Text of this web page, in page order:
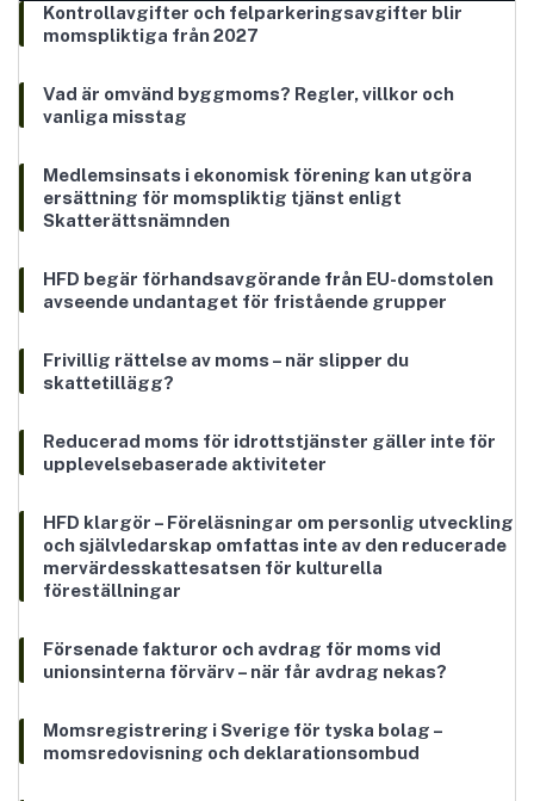
Kontrollavgifter och felparkeringsavgifter blir
momspliktiga från 2027
Vad är omvänd byggmoms? Regler, villkor och
vanliga misstag
Medlemsinsats i ekonomisk förening kan utgöra
ersättning för momspliktig tjänst enligt
Skatterättsnämnden
HFD begär förhandsavgörande från EU-domstolen
avseende undantaget för fristående grupper
Frivillig rättelse av moms – när slipper du
skattetillägg?
Reducerad moms för idrottstjänster gäller inte för
upplevelsebaserade aktiviteter
HFD klargör – Föreläsningar om personlig utveckling
och självledarskap omfattas inte av den reducerade
mervärdesskattesatsen för kulturella
föreställningar
Försenade fakturor och avdrag för moms vid
unionsinterna förvärv – när får avdrag nekas?
Momsregistrering i Sverige för tyska bolag –
momsredovisning och deklarationsombud